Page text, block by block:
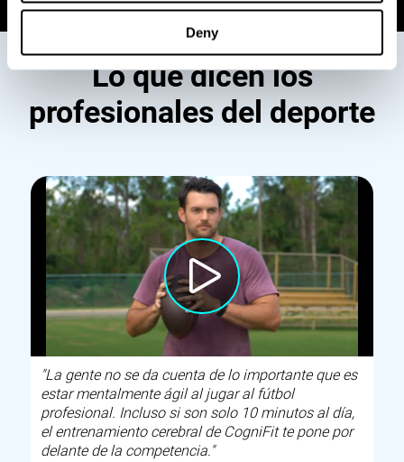
Deny
Lo que dicen los
profesionales del deporte
"La gente no se da cuenta de lo importante que es
estar mentalmente ágil al jugar al fútbol
profesional. Incluso si son solo 10 minutos al día,
el entrenamiento cerebral de CogniFit te pone por
delante de la competencia."